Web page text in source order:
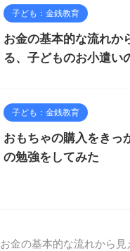
子ども：金銭教育
お金の基本的な流れか
る、子どものお小遣い
子ども：金銭教育
おもちゃの購入をきっ
の勉強をしてみた
お金の基本的な流れから